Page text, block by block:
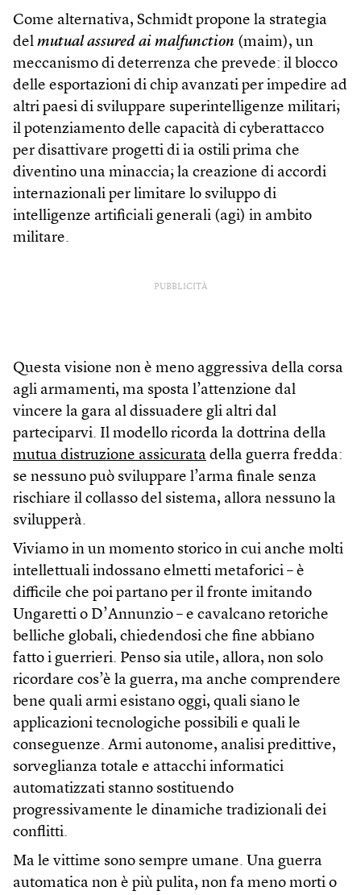
Come alternativa, Schmidt propone la strategia
del mutual assured ai malfunction (maim), un
meccanismo di deterrenza che prevede: il blocco
delle esportazioni di chip avanzati per impedire ad
altri paesi di sviluppare superintelligenze militari;
il potenziamento delle capacità di cyberattacco
per disattivare progetti di ia ostili prima che
diventino una minaccia; la creazione di accordi
internazionali per limitare lo sviluppo di
intelligenze artificiali generali (agi) in ambito
militare.
PUBBLICITÀ
Questa visione non è meno aggressiva della corsa
agli armamenti, ma sposta l’attenzione dal
vincere la gara al dissuadere gli altri dal
parteciparvi. Il modello ricorda la dottrina della
mutua distruzione assicurata della guerra fredda:
se nessuno può sviluppare l’arma finale senza
rischiare il collasso del sistema, allora nessuno la
svilupperà.
Viviamo in un momento storico in cui anche molti
intellettuali indossano elmetti metaforici – è
difficile che poi partano per il fronte imitando
Ungaretti o D’Annunzio – e cavalcano retoriche
belliche globali, chiedendosi che fine abbiano
fatto i guerrieri. Penso sia utile, allora, non solo
ricordare cos’è la guerra, ma anche comprendere
bene quali armi esistano oggi, quali siano le
applicazioni tecnologiche possibili e quali le
conseguenze. Armi autonome, analisi predittive,
sorveglianza totale e attacchi informatici
automatizzati stanno sostituendo
progressivamente le dinamiche tradizionali dei
conflitti.
Ma le vittime sono sempre umane. Una guerra
automatica non è più pulita, non fa meno morti o